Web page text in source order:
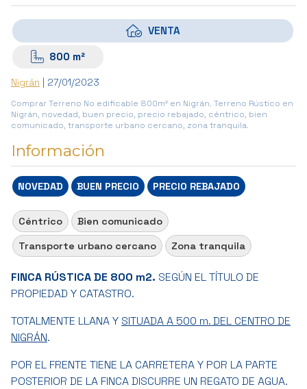
VENTA
800 m²
Nigrán | 27/01/2023
Comprar Terreno No edificable 800m² en Nigrán. Terreno Rústico en
Nigrán, novedad, buen precio, precio rebajado, céntrico, bien
comunicado, transporte urbano cercano, zona tranquila.
Información
NOVEDAD BUEN PRECIO PRECIO REBAJADO
Céntrico
Bien comunicado
Transporte urbano cercano
Zona tranquila
FINCA RÚSTICA DE 800 m2. SEGÚN EL TÍTULO DE
PROPIEDAD Y CATASTRO.
TOTALMENTE LLANA Y SITUADA A 500 m. DEL CENTRO DE
NIGRÁN.
POR EL FRENTE TIENE LA CARRETERA Y POR LA PARTE
POSTERIOR DE LA FINCA DISCURRE UN REGATO DE AGUA.